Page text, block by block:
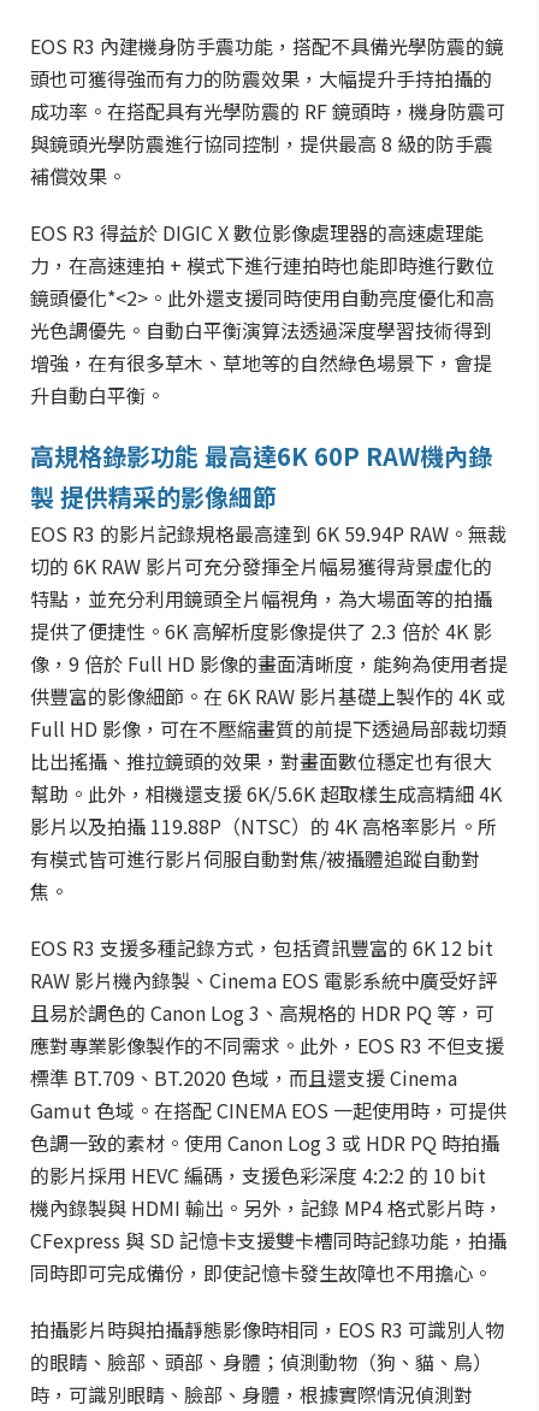
EOS R3 內建機身防手震功能，搭配不具備光學防震的鏡
頭也可獲得強而有力的防震效果，大幅提升手持拍攝的
成功率。在搭配具有光學防震的 RF 鏡頭時，機身防震可
與鏡頭光學防震進行協同控制，提供最高 8 級的防手震
補償效果。
EOS R3 得益於 DIGIC X 數位影像處理器的高速處理能
力，在高速連拍 + 模式下進行連拍時也能即時進行數位
鏡頭優化*<2>。此外還支援同時使用自動亮度優化和高
光色調優先。自動白平衡演算法透過深度學習技術得到
增強，在有很多草木、草地等的自然綠色場景下，會提
升自動白平衡。
高規格錄影功能 最高達6K 60P RAW機內錄
製 提供精采的影像細節
EOS R3 的影片記錄規格最高達到 6K 59.94P RAW。無裁
切的 6K RAW 影片可充分發揮全片幅易獲得背景虛化的
特點，並充分利用鏡頭全片幅視角，為大場面等的拍攝
提供了便捷性。6K 高解析度影像提供了 2.3 倍於 4K 影
像，9 倍於 Full HD 影像的畫面清晰度，能夠為使用者提
供豐富的影像細節。在 6K RAW 影片基礎上製作的 4K 或
Full HD 影像，可在不壓縮畫質的前提下透過局部裁切類
比出搖攝、推拉鏡頭的效果，對畫面數位穩定也有很大
幫助。此外，相機還支援 6K/5.6K 超取樣生成高精細 4K
影片以及拍攝 119.88P（NTSC）的 4K 高格率影片。所
有模式皆可進行影片伺服自動對焦/被攝體追蹤自動對
焦。
EOS R3 支援多種記錄方式，包括資訊豐富的 6K 12 bit
RAW 影片機內錄製、Cinema EOS 電影系統中廣受好評
且易於調色的 Canon Log 3、高規格的 HDR PQ 等，可
應對專業影像製作的不同需求。此外，EOS R3 不但支援
標準 BT.709、BT.2020 色域，而且還支援 Cinema
Gamut 色域。在搭配 CINEMA EOS 一起使用時，可提供
色調一致的素材。使用 Canon Log 3 或 HDR PQ 時拍攝
的影片採用 HEVC 編碼，支援色彩深度 4:2:2 的 10 bit
機內錄製與 HDMI 輸出。另外，記錄 MP4 格式影片時，
CFexpress 與 SD 記憶卡支援雙卡槽同時記錄功能，拍攝
同時即可完成備份，即使記憶卡發生故障也不用擔心。
拍攝影片時與拍攝靜態影像時相同，EOS R3 可識別人物
的眼睛、臉部、頭部、身體；偵測動物（狗、貓、鳥）
時，可識別眼睛、臉部、身體，根據實際情況偵測對